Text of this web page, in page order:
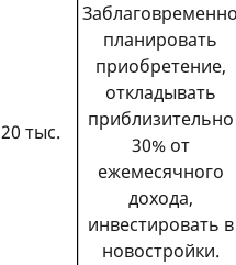
20 тыс.
планировать
приобретение,
откладывать
приблизительно
30% от
ежемесячного
дохода,
инвестировать в
новостройки.